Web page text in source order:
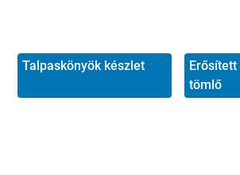
Talpaskönyök készlet
tömlő